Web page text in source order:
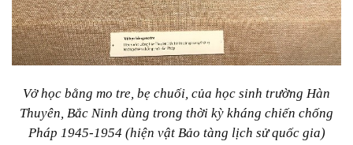
Vở học bằng mo tre, bẹ chuối, của học sinh trường Hàn
Thuyên, Bắc Ninh dùng trong thời kỳ kháng chiến chống
Pháp 1945-1954 (hiện vật Bảo tàng lịch sử quốc gia)